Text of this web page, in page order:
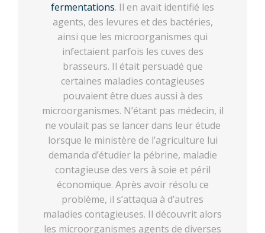
fermentations. Il en avait identifié les
agents, des levures et des bactéries,
ainsi que les microorganismes qui
infectaient parfois les cuves des
brasseurs. Il était persuadé que
certaines maladies contagieuses
pouvaient être dues aussi à des
microorganismes. N’étant pas médecin, il
ne voulait pas se lancer dans leur étude
lorsque le ministère de l’agriculture lui
demanda d’étudier la pébrine, maladie
contagieuse des vers à soie et péril
économique. Après avoir résolu ce
problème, il s’attaqua à d’autres
maladies contagieuses. Il découvrit alors
les microorganismes agents de diverses